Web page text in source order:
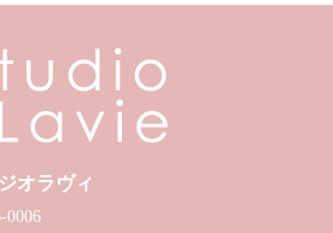
オラヴィ
0006